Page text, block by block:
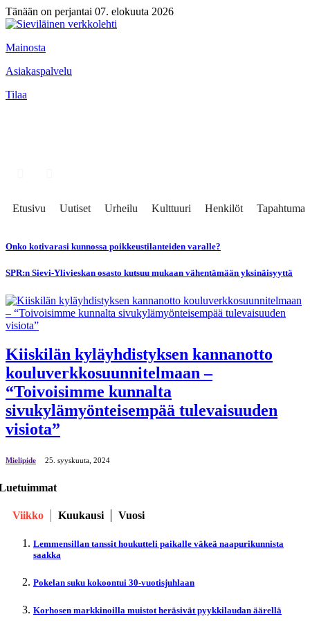
Tänään on perjantai 07. elokuuta 2026
Mainosta
Asiakaspalvelu
Tilaa
Etusivu Uutiset Urheilu Kulttuuri Henkilöt Tapahtumat
Onko kotivarasi kunnossa poikkeustilanteiden varalle?
SPR:n Sievi-Ylivieskan osasto kutsuu mukaan vähentämään yksinäisyyttä
Kiiskilän kyläyhdistyksen kannanotto
kouluverkkosuunnitelmaan –
“Toivoisimme kunnalta
sivukylämyönteisempää tulevaisuuden
visiota”
Mielipide 25. syyskuuta, 2024
Viikko Kuukausi Vuosi
Lemmensillan tanssit houkutteli paikalle väkeä naapurikunnista
saakka
Pokelan suku kokoontui 30-vuotisjuhlaan
Korhosen markkinoilla muistot heräsivät pyykkilaudan äärellä